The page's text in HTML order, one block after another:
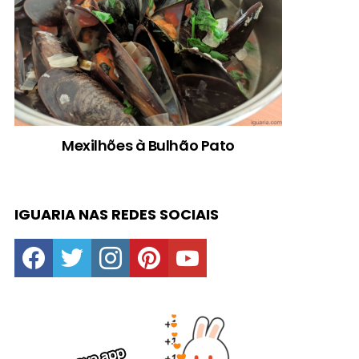
Mexilhões à Bulhão Pato
IGUARIA NAS REDES SOCIAIS
facebooktwitter instagrampinterestyoutube